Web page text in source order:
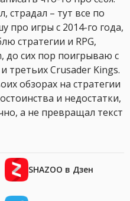
страдал – тут все по
про игры с 2014-го года,
стратегии и RPG,
сих пор поигрываю с
Crusader Kings.
обзорах на стратегии
и недостатки,
а не превращал текст
SHAZOO в Дзен